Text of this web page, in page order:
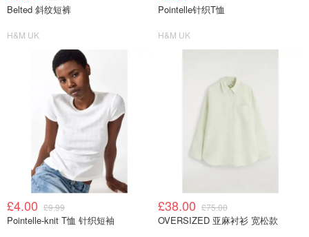
Belted 斜纹短裤
H&M UK
Pointelle针织T恤
H&M UK
£4.00 £9.99
Pointelle-knit T恤 针织短袖
£38.00 £75.00
OVERSIZED 亚麻衬衫 宽松款